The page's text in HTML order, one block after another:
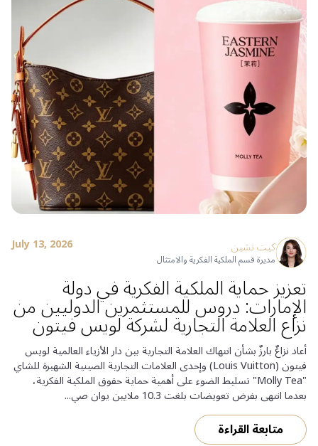
كيت تشين
مديرة قسم الملكية الفكرية والامتثال
July 13, 2026
تعزيز حماية الملكية الفكرية في دولة
الإمارات: دروس للمستثمرين الدوليين من
نزاع العلامة التجارية لشركة لويس فيتون
أعاد نزاعٌ بارزٌ بشأن انتهاك العلامة التجارية بين دار الأزياء العالمية لويس
فيتون (Louis Vuitton) وإحدى العلامات التجارية الصينية الشهيرة للشاي
"Molly Tea" تسليط الضوء على أهمية حماية حقوق الملكية الفكرية،
بعدما انتهى بفرض تعويضات بلغت 10.3 ملايين يوان صي...
متابعة القراءة